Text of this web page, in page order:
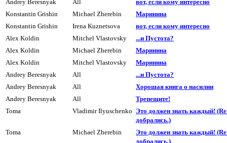
Andrey Beresnyak All
вот, если кому интересно
Konstantin Grishin
Michael Zherebin
Маринина
Konstantin Grishin
Irena Kuznetsova
вот, если кому интересно
Alex Koldin
Mitchel Vlastovsky
...и Пyстота?
Alex Koldin
Michael Zherebin
Маpинина
Alex Koldin
Mitchel Vlastovsky
Маpинина
Andrey Beresnyak
All
...и Пyстота?
Andrey Beresnyak
All
Хоpошая книга о насилии
Andrey Beresnyak
All
Трепещите!
Toma
Vladimir Ilyuschenko Это должен знать каждый!
добpались.)
Toma
Michael Zherebin
Это должен знать каждый!
добpались.)